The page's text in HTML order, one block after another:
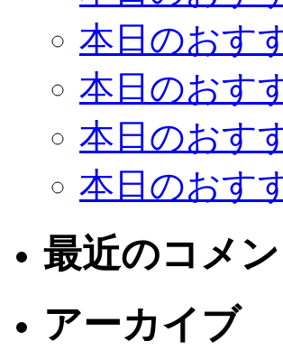
本日のおす
本日のおす
本日のおす
本日のおす
最近のコメン
アーカイブ